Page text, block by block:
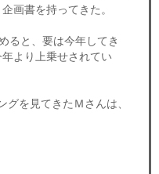
画書を持ってきた。
ると、要は今年してき
より上乗せされてい
を見てきたＭさんは、